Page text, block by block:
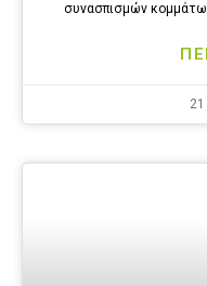
συνασπισμών